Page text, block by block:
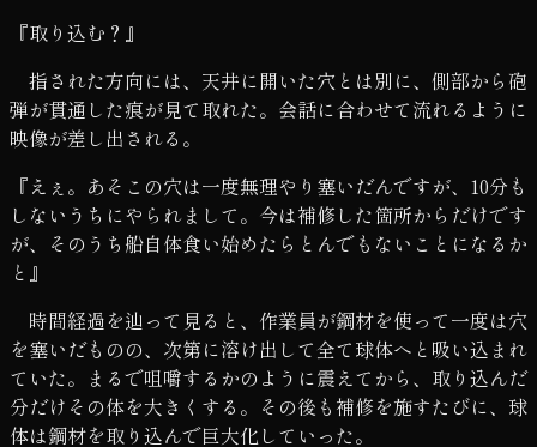
『取り込む？』
指された方向には、天井に開いた穴とは別に、側部から砲
弾が貫通した痕が見て取れた。会話に合わせて流れるように
映像が差し出される。
『えぇ。あそこの穴は一度無理やり塞いだんですが、10分も
しないうちにやられまして。今は補修した箇所からだけです
が、そのうち船自体食い始めたらとんでもないことになるか
と』
時間経過を辿って見ると、作業員が鋼材を使って一度は穴
を塞いだものの、次第に溶け出して全て球体へと吸い込まれ
ていた。まるで咀嚼するかのように震えてから、取り込んだ
分だけその体を大きくする。その後も補修を施すたびに、球
体は鋼材を取り込んで巨大化していった。